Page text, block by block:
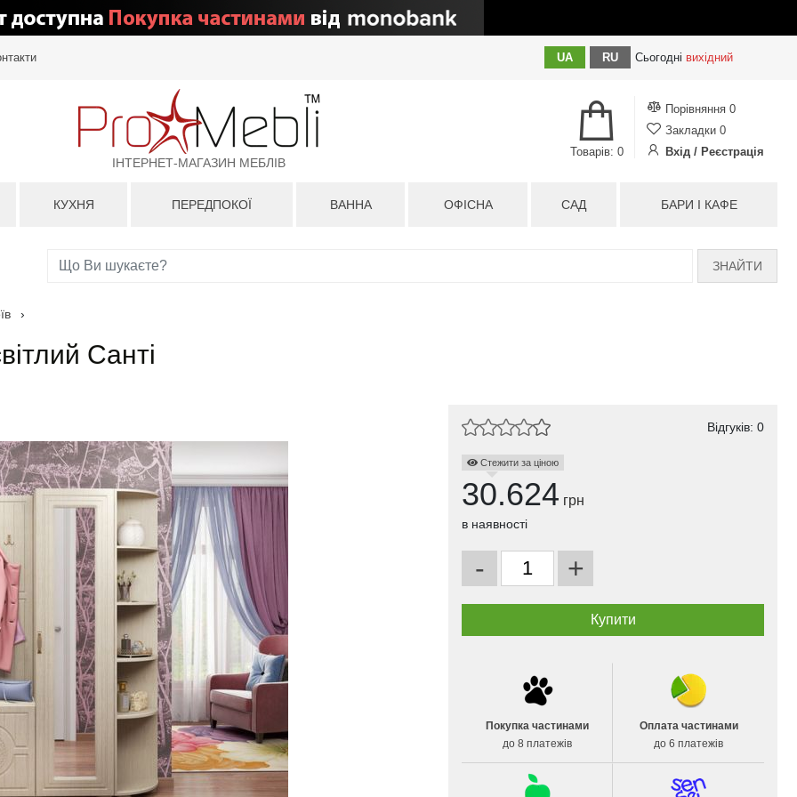
UA RU Сьогодні вихідний
ІНТЕРНЕТ-МАГАЗИН МЕБЛІВ
Порівняння 0
Закладки 0
Вхід / Реєстрація
Товарів: 0
КУХНЯ ПЕРЕДПОКОЇ ВАННА ОФІСНА САД БАРИ І КАФЕ
ЗНАЙТИ
›
Санті
Відгуків: 0
Стежити за ціною
30.624 грн
в наявності
- +
Покупка частинами
до 8 платежів
Оплата частинами
до 6 платежів